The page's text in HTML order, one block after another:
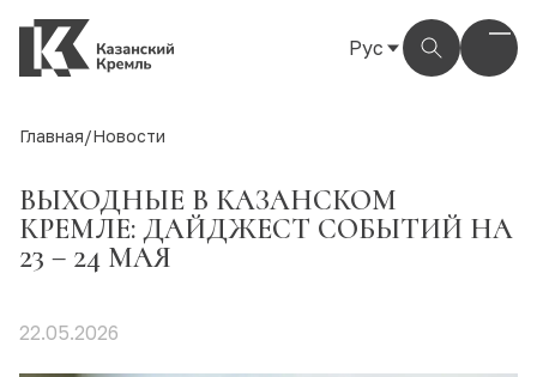
Рус
Главная/Новости
ВЫХОДНЫЕ В КАЗАНСКОМ
КРЕМЛЕ: ДАЙДЖЕСТ СОБЫТИЙ НА
23 – 24 МАЯ
22.05.2026